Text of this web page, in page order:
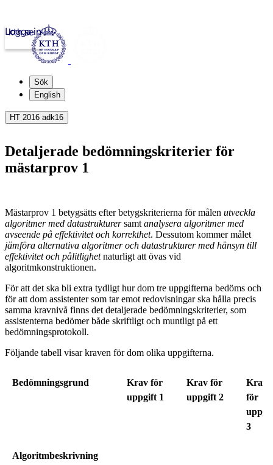
kth.se
Logga in
Sök
English
HT 2016 adk16
Detaljerade bedömningskriterier för
mästarprov 1
Mästarprov 1 betygsätts efter betygskriterierna för målen utveckla
algoritmer med datastrukturersamt analysera algoritmer med
avseende på effektivitet och korrekthet. Dessutom kommer målet
jämföra alternativa algoritmer och datastrukturer med hänsyn till
effektivitet och pålitlighetnaturligt att övas vid
algoritmkonstruktionen.
För att det ska bli extra tydligt hur dom tre uppgifterna bedöms och
för att dom assistenter som tar emot redovisningar ska hålla precis
samma kravnivå finns det detaljerade bedömningskriterier, som
assistenterna bedömer både skriftligt och muntligt på ett
bedömningsprotokoll.
Följande tabell visar kraven för dom olika uppgifterna.
Bedömningsgrund
Krav för
uppgift 1
Krav för
uppgift 2
Krav
för
3
Algoritmbeskrivning